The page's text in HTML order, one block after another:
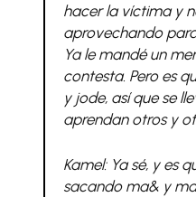
hacer la víctima y
aprovechando
Ya le mandé un
contesta. Pero es
y jode, así que se
aprendan otros y
Kamel: Ya sé, y es
sacando ma& y